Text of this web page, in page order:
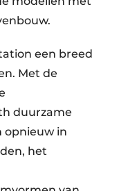
een breed
Met de
duurzame
opnieuw in
het